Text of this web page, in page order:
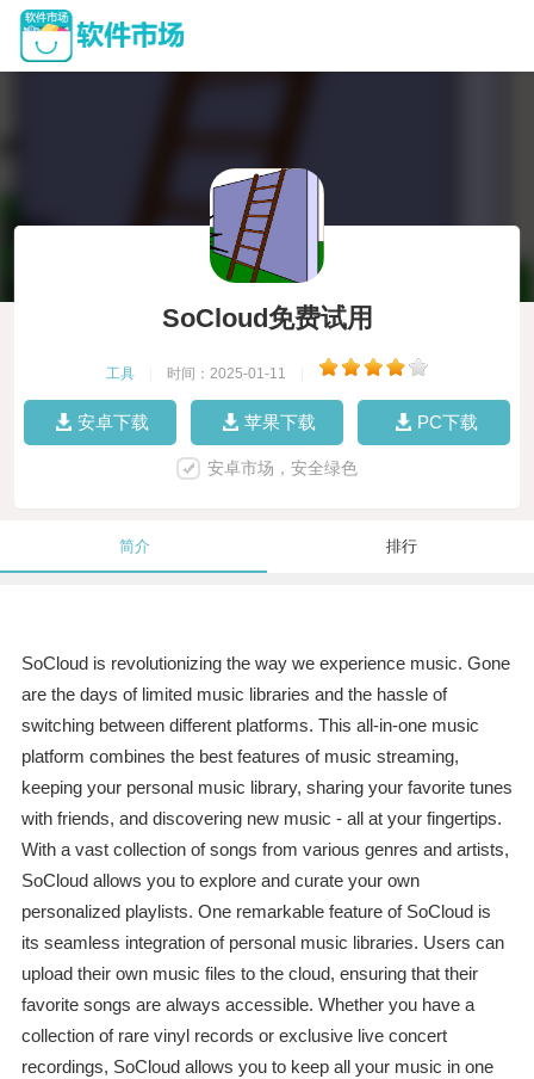
SoCloud免费试用
工具 时间：2025-01-11
安卓下载 苹果下载 PC下载
安卓市场，安全绿色
简介 排行
SoCloud is revolutionizing the way we experience music. Gone
are the days of limited music libraries and the hassle of
switching between different platforms. This all-in-one music
platform combines the best features of music streaming,
keeping your personal music library, sharing your favorite tunes
with friends, and discovering new music - all at your fingertips.
With a vast collection of songs from various genres and artists,
SoCloud allows you to explore and curate your own
personalized playlists. One remarkable feature of SoCloud is
its seamless integration of personal music libraries. Users can
upload their own music files to the cloud, ensuring that their
favorite songs are always accessible. Whether you have a
collection of rare vinyl records or exclusive live concert
recordings, SoCloud allows you to keep all your music in one